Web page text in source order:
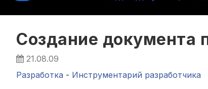
Создание документа
21.08.09
Разработка - Инструментарий разработчика